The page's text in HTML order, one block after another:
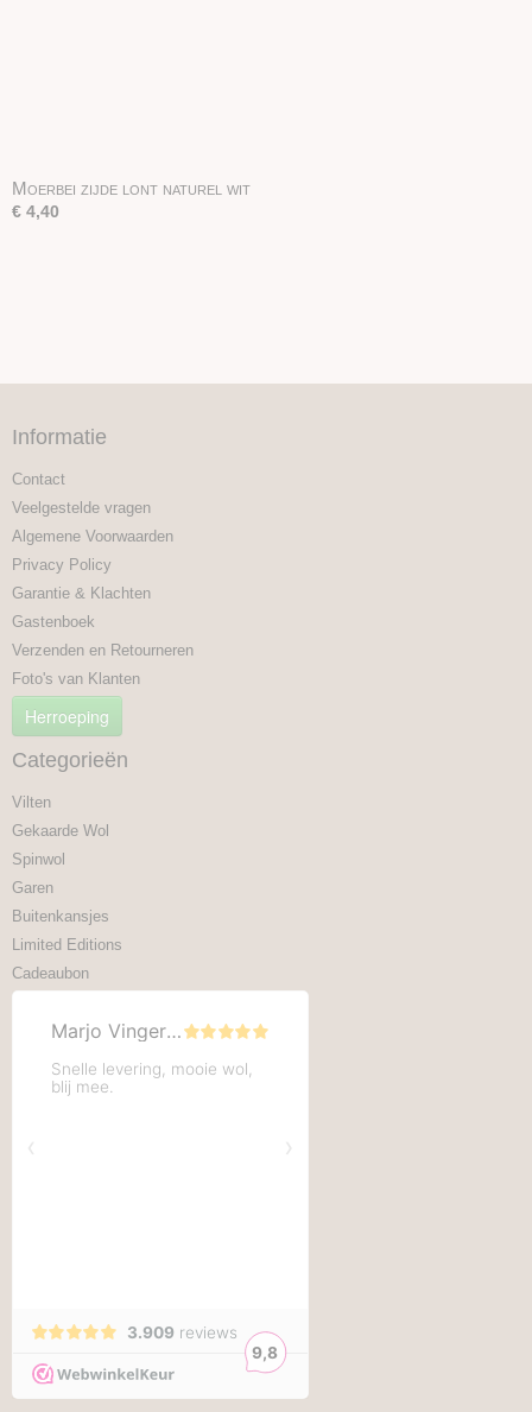
Moerbei zijde lont naturel wit
€ 4,40
Informatie
Contact
Veelgestelde vragen
Algemene Voorwaarden
Privacy Policy
Garantie & Klachten
Gastenboek
Verzenden en Retourneren
Foto's van Klanten
Herroeping
Categorieën
Vilten
Gekaarde Wol
Spinwol
Garen
Buitenkansjes
Limited Editions
Cadeaubon